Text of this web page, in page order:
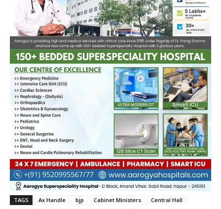
TAGS Ax Handle bjp Cabinet Ministers
Central Hall